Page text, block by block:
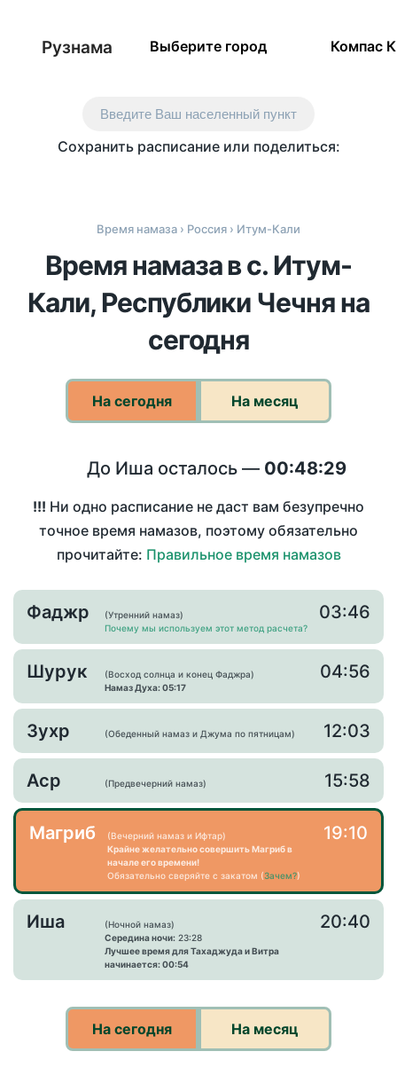
Рузнама Выберите город Компас
Введите Ваш населенный пункт
Сохранить расписание или поделиться:
Время намаза › Россия › Итум-Кали
Время намаза в с. Итум-
Кали, Республики Чечня на
сегодня
На сегодня На месяц
До Иша осталось — 00:48:29
!!! Ни одно расписание не даст вам безупречно
точное время намазов, поэтому обязательно
прочитайте: Правильное время намазов
Фаджр
(Утренний намаз)
Почему мы используем этот метод расчета?
03:46
Шурук
(Восход солнца и конец Фаджра)
Намаз Духа: 05:17
04:56
Зухр (Обеденный намаз и Джума по пятницам) 12:03
Аср (Предвечерний намаз) 15:58
Магриб
(Вечерний намаз и Ифтар)
Крайне желательно совершить Магриб в
начале его времени!
Обязательно сверяйте с закатом (Зачем?)
19:10
Иша
(Ночной намаз)
Середина ночи: 23:28
Лучшее время для Тахаджуда и Витра
начинается: 00:54
20:40
На сегодня На месяц